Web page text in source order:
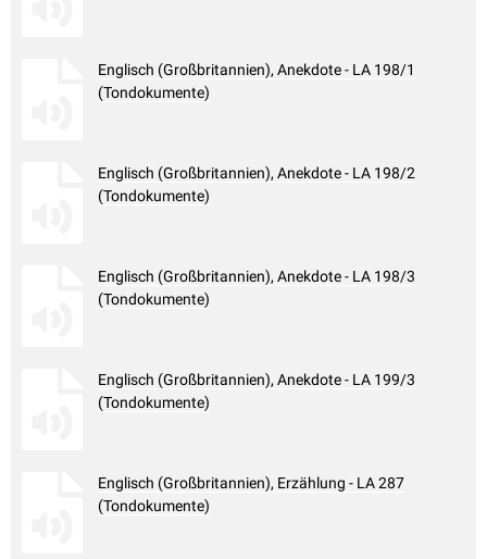
Englisch (Großbritannien), Anekdote - LA 198/1
(Tondokumente)
Englisch (Großbritannien), Anekdote - LA 198/2
(Tondokumente)
Englisch (Großbritannien), Anekdote - LA 198/3
(Tondokumente)
Englisch (Großbritannien), Anekdote - LA 199/3
(Tondokumente)
Englisch (Großbritannien), Erzählung - LA 287
(Tondokumente)